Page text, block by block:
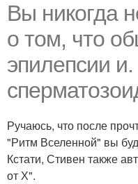
Вы никогда
о том, что
эпилепсии и.
Ручаюсь, что после
"Ритм Вселенной" вы
Кстати, Стивен также
от Х".